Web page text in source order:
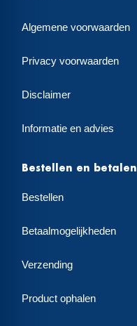
Algemene voorwaarden
Privacy voorwaarden
Disclaimer
Informatie en advies
Bestellen en betalen
Bestellen
Betaalmogelijkheden
Verzending
Product ophalen